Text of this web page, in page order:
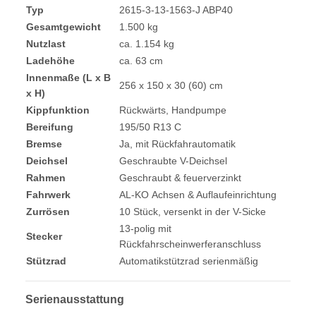
Typ
2615-3-13-1563-J ABP40
Gesamtgewicht
1.500 kg
Nutzlast
ca. 1.154 kg
Ladehöhe
ca. 63 cm
Innenmaße (L x B
x H)
256 x 150 x 30 (60) cm
Kippfunktion
Rückwärts, Handpumpe
Bereifung
195/50 R13 C
Bremse
Ja, mit Rückfahrautomatik
Deichsel
Geschraubte V-Deichsel
Rahmen
Geschraubt & feuerverzinkt
Fahrwerk
AL-KO Achsen & Auflaufeinrichtung
Zurrösen
10 Stück, versenkt in der V-Sicke
Stecker
13-polig mit
Rückfahrscheinwerferanschluss
Stützrad
Automatikstützrad serienmäßig
Serienausstattung